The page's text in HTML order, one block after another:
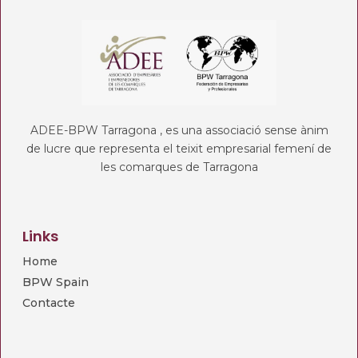
ADEE-BPW Tarragona , es una associació sense ànim
de lucre que representa el teixit empresarial femení de
les comarques de Tarragona
Links
Home
BPW Spain
Contacte